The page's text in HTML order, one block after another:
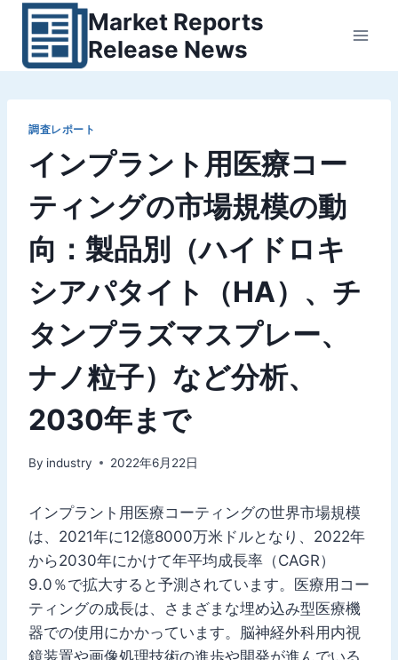
Market Reports
Release News
調査レポート
インプラント用医療コー
ティングの市場規模の動
向：製品別（ハイドロキ
シアパタイト（HA）、チ
タンプラズマスプレー、
ナノ粒子）など分析、
2030年まで
By industry 2022年6月22日
インプラント用医療コーティングの世界市場規模
は、2021年に12億8000万米ドルとなり、2022年
から2030年にかけて年平均成長率（CAGR）
9.0％で拡大すると予測されています。医療用コー
ティングの成長は、さまざまな埋め込み型医療機
器での使用にかかっています。脳神経外科用内視
鏡装置や画像処理技術の進歩や開発が進んでいる